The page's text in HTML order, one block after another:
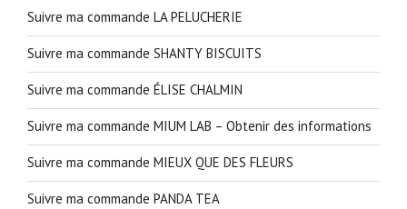
Suivre ma commande LA PELUCHERIE
Suivre ma commande SHANTY BISCUITS
Suivre ma commande ÉLISE CHALMIN
Suivre ma commande MIUM LAB – Obtenir des informations
Suivre ma commande MIEUX QUE DES FLEURS
Suivre ma commande PANDA TEA